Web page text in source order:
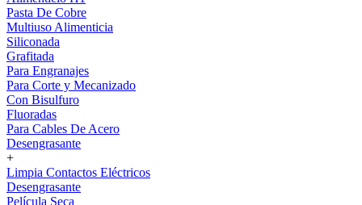
Pasta De Cobre
Multiuso Alimenticia
Siliconada
Grafitada
Para Engranajes
Para Corte y Mecanizado
Con Bisulfuro
Fluoradas
Para Cables De Acero
Desengrasante
+
Limpia Contactos Eléctricos
Desengrasante
Película Seca